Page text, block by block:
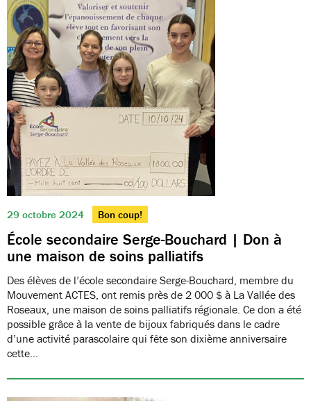
29 octobre 2024 Bon coup!
École secondaire Serge-Bouchard | Don à
une maison de soins palliatifs
Des élèves de l’école secondaire Serge-Bouchard, membre du
Mouvement ACTES, ont remis près de 2 000 $ à La Vallée des
Roseaux, une maison de soins palliatifs régionale. Ce don a été
possible grâce à la vente de bijoux fabriqués dans le cadre
d’une activité parascolaire qui fête son dixième anniversaire
cette…